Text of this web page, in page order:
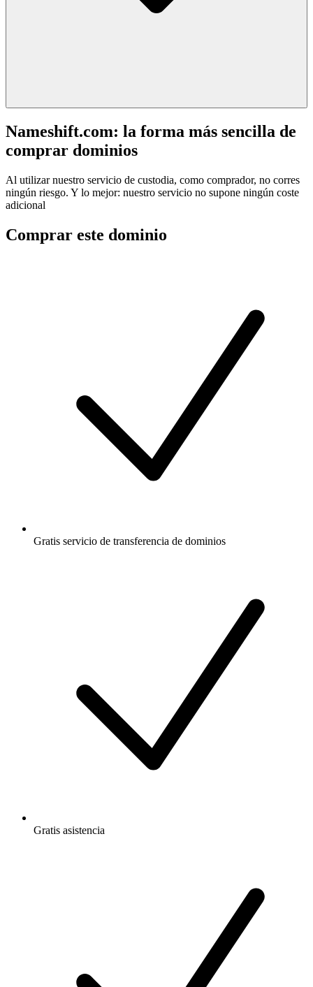
Nameshift.com: la forma más sencilla de
comprar dominios
Al utilizar nuestro servicio de custodia, como comprador, no corres
ningún riesgo. Y lo mejor: nuestro servicio no supone ningún coste
adicional
Comprar este dominio
Gratis servicio de transferencia de dominios
Gratis asistencia